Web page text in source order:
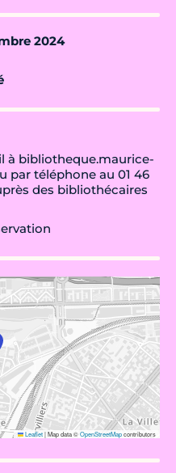
2024
à bibliotheque.maurice-
par téléphone au 01 46
des bibliothécaires
Leaflet|Map data ©OpenStreetMapcontributors